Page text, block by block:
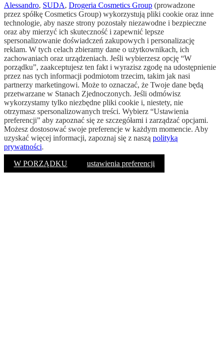
Alessandro, SUDA, Drogeria Cosmetics Group (prowadzone
przez spółkę Cosmetics Group) wykorzystują pliki cookie oraz inne
technologie, aby nasze strony pozostały niezawodne i bezpieczne
oraz aby mierzyć ich skuteczność i zapewnić lepsze
spersonalizowanie doświadczeń zakupowych i personalizację
reklam. W tych celach zbieramy dane o użytkownikach, ich
zachowaniach oraz urządzeniach. Jeśli wybierzesz opcję “W
porządku”, zaakceptujesz ten fakt i wyrazisz zgodę na udostępnienie
przez nas tych informacji podmiotom trzecim, takim jak nasi
partnerzy marketingowi. Może to oznaczać, że Twoje dane będą
przetwarzane w Stanach Zjednoczonych. Jeśli odmówisz
wykorzystamy tylko niezbędne pliki cookie i, niestety, nie
otrzymasz spersonalizowanych treści. Wybierz “Ustawienia
preferencji” aby zapoznać się ze szczegółami i zarządzać opcjami.
Możesz dostosować swoje preferencje w każdym momencie. Aby
uzyskać więcej informacji, zapoznaj się z naszą polityką
prywatności.
W PORZĄDKU
ustawienia preferencji